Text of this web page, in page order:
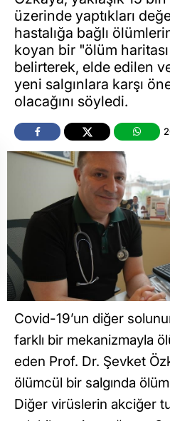
üzerinde yaptıkları
hastalığa bağlı
koyan bir "ölüm
belirterek, elde edilen
yeni salgınlara karşı
olacağını söyledi.
Covid-19’un diğer
farklı bir mekanizmayla
eden Prof. Dr. Şevket
ölümcül bir salgında
Diğer virüslerin akciğer